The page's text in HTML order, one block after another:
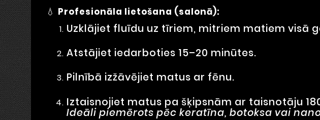
💧 Profesionāla lietošana (salonā):
Uzklājiet fluīdu uz tīriem, mitriem matiem visā
Atstājiet iedarboties 15–20 minūtes.
Pilnībā izžāvējiet matus ar fēnu.
Iztaisnojiet matus pa šķipsnām ar taisnotāju
Ideāli piemērots pēc keratīna, botoksa vai